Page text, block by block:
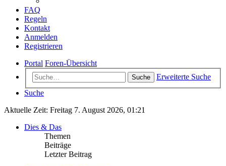
FAQ
Regeln
Kontakt
Anmelden
Registrieren
Portal Foren-Übersicht
Suche
Erweiterte Suche
Suche
Aktuelle Zeit: Freitag 7. August 2026, 01:21
Dies & Das
Themen
Beiträge
Letzter Beitrag